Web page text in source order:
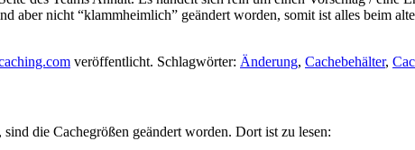
aber nicht “klammheimlich” geändert worden, somit ist alles beim
veröffentlicht. Schlagwörter: Änderung, Cachebehälter,
sind die Cachegrößen geändert worden. Dort ist zu lesen: